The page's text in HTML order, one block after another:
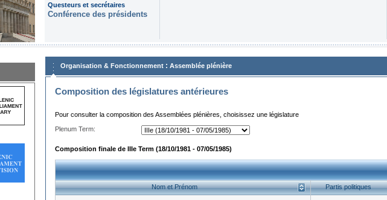
Questeurs et secrétaires
Conférence des présidents
Organisation & Fonctionnement : Assemblée plénière
Composition des législatures antérieures
Pour consulter la composition des Assemblées plénières, choisissez une législature
Plenum Term:
Composition finale de IIIe Term (18/10/1981 - 07/05/1985)
Nom et Prénom Partis politiques